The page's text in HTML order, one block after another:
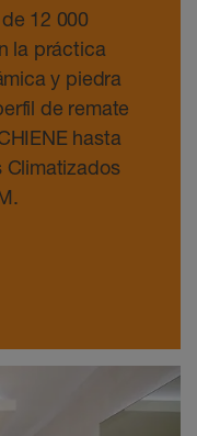
12 000
la práctica
y piedra
de remate
hasta
Climatizados